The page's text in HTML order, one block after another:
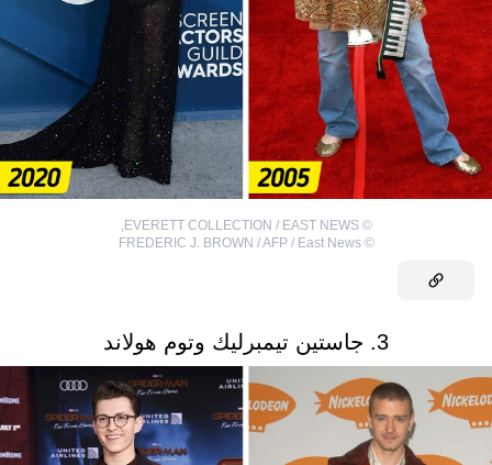
©
EVERETT COLLECTION / EAST NEWS
,
©
FREDERIC J. BROWN / AFP / East News
3. جاستين تيمبرليك وتوم هولاند